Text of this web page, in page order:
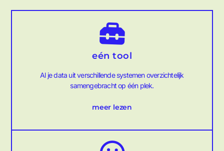
eén tool
Al je data uit verschillende systemen overzichtelijk
samengebracht op één plek.
meer lezen